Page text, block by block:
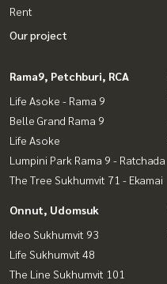
Rent
Our project
Rama9, Petchburi, RCA
Life Asoke - Rama 9
Belle Grand Rama 9
Life Asoke
Lumpini Park Rama 9 - Ratchada
The Tree Sukhumvit 71 - Ekamai
Onnut, Udomsuk
Ideo Sukhumvit 93
Life Sukhumvit 48
The Line Sukhumvit 101